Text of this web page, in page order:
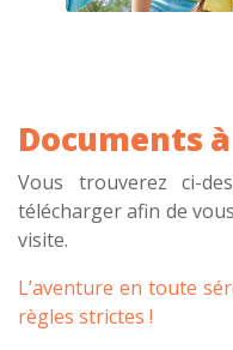
Documents
Vous trouverez ci-
télécharger afin de
visite.
L’aventure en toute
règles strictes !